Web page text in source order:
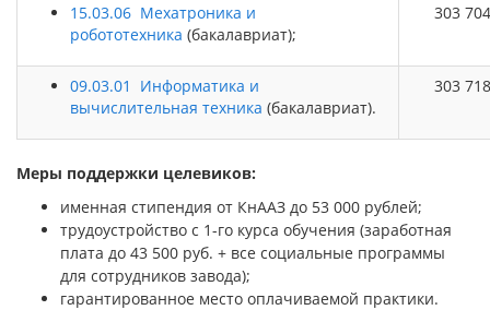
15.03.06 Мехатроника и
робототехника (бакалавриат);
303 704
09.03.01 Информатика и
вычислительная техника (бакалавриат).
303 718
Меры поддержки целевиков:
именная стипендия от КнААЗ до 53 000 рублей;
трудоустройство с 1-го курса обучения (заработная
плата до 43 500 руб. + все социальные программы
для сотрудников завода);
гарантированное место оплачиваемой практики.